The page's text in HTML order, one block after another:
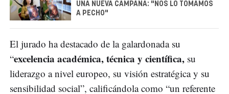
UNA NUEVA CAMPAÑA: "NOS LO TOMAMOS
A PECHO"
El jurado ha destacado de la galardonada su
“excelencia académica, técnica y científica, su
liderazgo a nivel europeo, su visión estratégica y su
sensibilidad social”, calificándola como “un referente